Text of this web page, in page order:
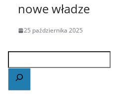
nowe władze
25 października 2025